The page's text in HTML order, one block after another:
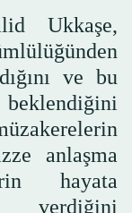
Ukkaşe,
ve bu
anlaşma
hayata
verdiğini